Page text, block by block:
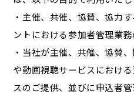
・主催、共催、協賛、協力
ントにおける参加者管理業
・当社が主催、共催、協賛
や動画視聴サービスにおけ
スのご提供、並びに申込者